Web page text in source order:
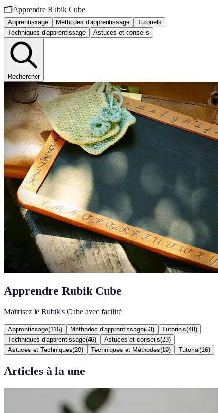
🗂️Apprendre Rubik Cube
Apprentissage Méthodes d'apprentissage
Tutoriels
Techniques d'apprentissage
Astuces et conseils
Rechercher
Apprendre Rubik Cube
Maîtrisez le Rubik's Cube avec facilité
Apprentissage(115) Méthodes d'apprentissage(53) Tutoriels(48)
Techniques d'apprentissage(46) Astuces et conseils(23)
Astuces et Techniques(20) Techniques et Méthodes(19) Tutorial (16)
Articles à la une